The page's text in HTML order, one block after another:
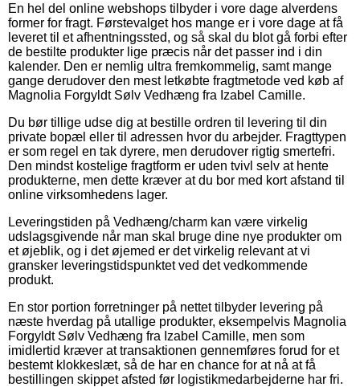
En hel del online webshops tilbyder i vore dage alverdens
former for fragt. Førstevalget hos mange er i vore dage at få
leveret til et afhentningssted, og så skal du blot gå forbi efter
de bestilte produkter lige præcis når det passer ind i din
kalender. Den er nemlig ultra fremkommelig, samt mange
gange derudover den mest letkøbte fragtmetode ved køb af
Magnolia Forgyldt Sølv Vedhæng fra Izabel Camille.
Du bør tillige udse dig at bestille ordren til levering til din
private bopæl eller til adressen hvor du arbejder. Fragttypen
er som regel en tak dyrere, men derudover rigtig smertefri.
Den mindst kostelige fragtform er uden tvivl selv at hente
produkterne, men dette kræver at du bor med kort afstand til
online virksomhedens lager.
Leveringstiden på Vedhæng/charm kan være virkelig
udslagsgivende når man skal bruge dine nye produkter om
et øjeblik, og i det øjemed er det virkelig relevant at vi
gransker leveringstidspunktet ved det vedkommende
produkt.
En stor portion forretninger på nettet tilbyder levering på
næste hverdag på utallige produkter, eksempelvis Magnolia
Forgyldt Sølv Vedhæng fra Izabel Camille, men som
imidlertid kræver at transaktionen gennemføres forud for et
bestemt klokkeslæt, så de har en chance for at nå at få
bestillingen skippet afsted før logistikmedarbejderne har fri.